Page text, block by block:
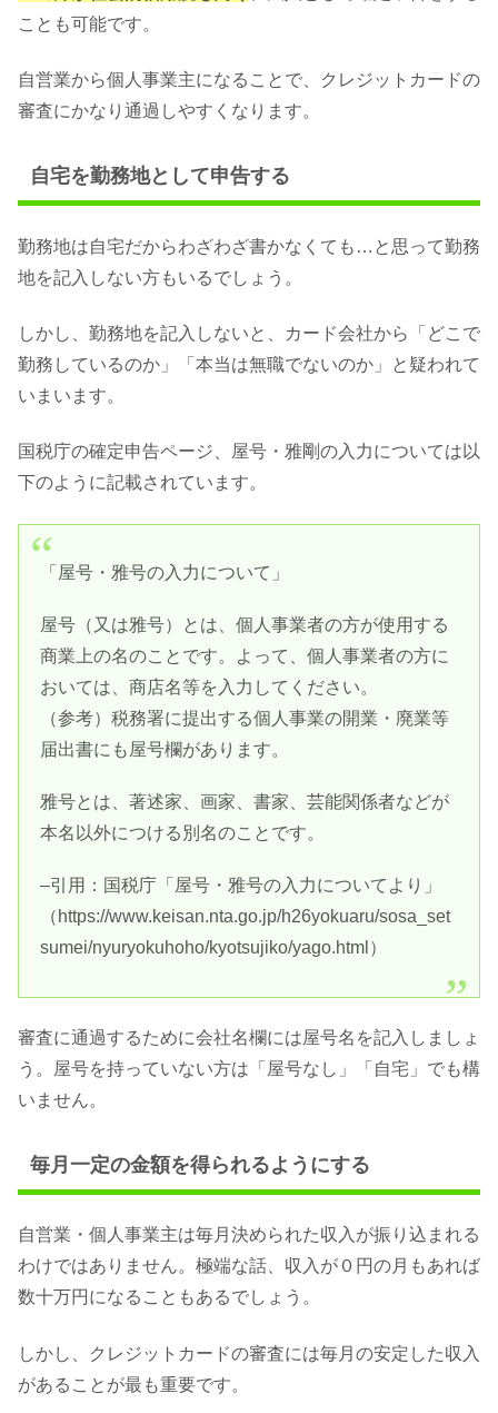
ことも可能です。
自営業から個人事業主になることで、クレジットカードの
審査にかなり通過しやすくなります。
自宅を勤務地として申告する
勤務地は自宅だからわざわざ書かなくても…と思って勤務
地を記入しない方もいるでしょう。
しかし、勤務地を記入しないと、カード会社から「どこで
勤務しているのか」「本当は無職でないのか」と疑われて
いまいます。
国税庁の確定申告ページ、屋号・雅剛の入力については以
下のように記載されています。
「屋号・雅号の入力について」
屋号（又は雅号）とは、個人事業者の方が使用する
商業上の名のことです。よって、個人事業者の方に
おいては、商店名等を入力してください。
（参考）税務署に提出する個人事業の開業・廃業等
届出書にも屋号欄があります。
雅号とは、著述家、画家、書家、芸能関係者などが
本名以外につける別名のことです。
–引用：国税庁「屋号・雅号の入力についてより」
（https://www.keisan.nta.go.jp/h26yokuaru/sosa_set
sumei/nyuryokuhoho/kyotsujiko/yago.html）
審査に通過するために会社名欄には屋号名を記入しましょ
う。屋号を持っていない方は「屋号なし」「自宅」でも構
いません。
毎月一定の金額を得られるようにする
自営業・個人事業主は毎月決められた収入が振り込まれる
わけではありません。極端な話、収入が０円の月もあれば
数十万円になることもあるでしょう。
しかし、クレジットカードの審査には毎月の安定した収入
があることが最も重要です。